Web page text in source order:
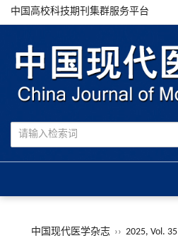
中国高校科技期刊集群服务平台
中国现代医学杂志 ›› 2025, Vol. 35